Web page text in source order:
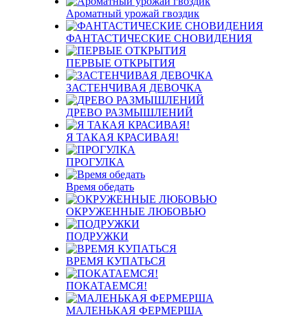
Ароматный урожай гвоздик
ФАНТАСТИЧЕСКИЕ СНОВИДЕНИЯ
ПЕРВЫЕ ОТКРЫТИЯ
ЗАСТЕНЧИВАЯ ДЕВОЧКА
ДРЕВО РАЗМЫШЛЕНИЙ
Я ТАКАЯ КРАСИВАЯ!
ПРОГУЛКА
Время обедать
ОКРУЖЕННЫЕ ЛЮБОВЬЮ
ПОДРУЖКИ
ВРЕМЯ КУПАТЬСЯ
ПОКАТАЕМСЯ!
МАЛЕНЬКАЯ ФЕРМЕРША